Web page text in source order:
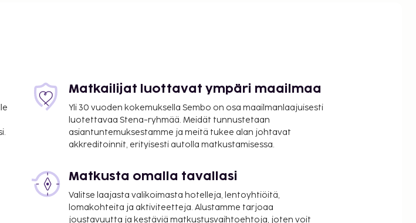
Matkailijat luottavat ympäri maailmaa
Yli 30 vuoden kokemuksella Sembo on osa maailmanlaajuisesti
luotettavaa Stena-ryhmää. Meidät tunnustetaan
asiantuntemuksestamme ja meitä tukee alan johtavat
akkreditoinnit, erityisesti autolla matkustamisessa.
Matkusta omalla tavallasi
Valitse laajasta valikoimasta hotelleja, lentoyhtiöitä,
lomakohteita ja aktiviteetteja. Alustamme tarjoaa
joustavuutta ja kestäviä matkustusvaihtoehtoja, joten voit